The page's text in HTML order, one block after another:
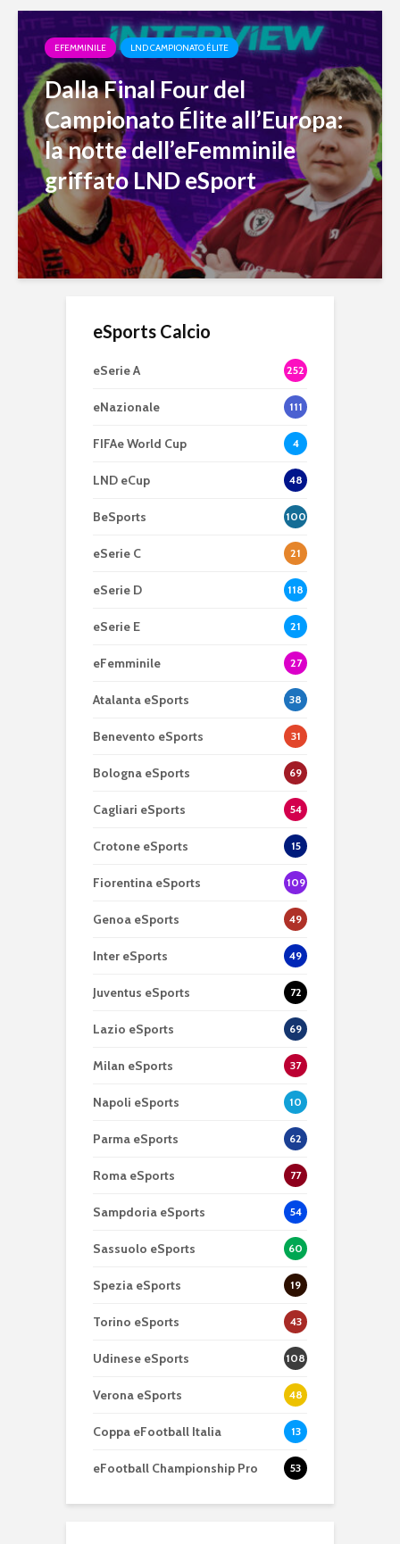
EFEMMINILE LND CAMPIONATO ÉLITE
Dalla Final Four del
Campionato Élite all’Europa:
la notte dell’eFemminile
griffato LND eSport
eSports Calcio
eSerie A 252
eNazionale 111
FIFAe World Cup 4
LND eCup 48
BeSports 100
eSerie C 21
eSerie D 118
eSerie E 21
eFemminile 27
Atalanta eSports 38
Benevento eSports 31
Bologna eSports 69
Cagliari eSports 54
Crotone eSports 15
Fiorentina eSports 109
Genoa eSports 49
Inter eSports 49
Juventus eSports 72
Lazio eSports 69
Milan eSports 37
Napoli eSports 10
Parma eSports 62
Roma eSports 77
Sampdoria eSports 54
Sassuolo eSports 60
Spezia eSports 19
Torino eSports 43
Udinese eSports 108
Verona eSports 48
Coppa eFootball Italia 13
eFootball Championship Pro 53